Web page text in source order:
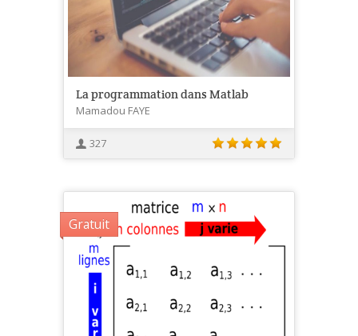
La programmation dans Matlab
Mamadou FAYE
327
Gratuit